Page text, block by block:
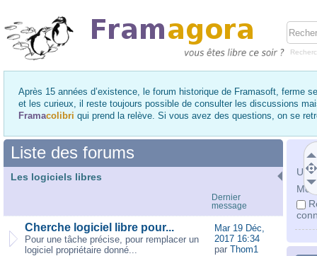
Après 15 années d’existence, le forum historique de Framasoft, ferme
et les curieux, il reste toujours possible de consulter les discussions
Framacolibri qui prend la relève. Si vous avez des questions, on se
Mot
Liste des forums
Les logiciels libres
Dernier
message
Cherche logiciel libre pour...
Pour une tâche précise, pour remplacer un
logiciel propriétaire donné...
Mar 19 Déc,
2017 16:34
par Thom1